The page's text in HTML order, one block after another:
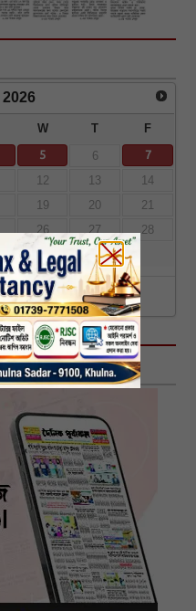
2026
W T F
5 6 7
12 13
14
19 20
21
26 27
28